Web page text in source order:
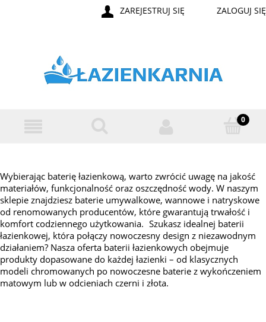
ZAREJESTRUJ SIĘ ZALOGUJ SIĘ
Wybierając baterię łazienkową, warto zwrócić uwagę na jakość
materiałów, funkcjonalność oraz oszczędność wody. W naszym
sklepie znajdziesz baterie umywalkowe, wannowe i natryskowe
od renomowanych producentów, które gwarantują trwałość i
komfort codziennego użytkowania. Szukasz idealnej baterii
łazienkowej, która połączy nowoczesny design z niezawodnym
działaniem? Nasza oferta baterii łazienkowych obejmuje
produkty dopasowane do każdej łazienki – od klasycznych
modeli chromowanych po nowoczesne baterie z wykończeniem
matowym lub w odcieniach czerni i złota.